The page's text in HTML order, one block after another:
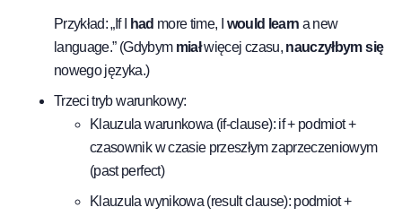
Przykład: „If I had more time, I would learn a new
language.” (Gdybym miałwięcej czasu, nauczyłbym się
nowego języka.)
Trzeci tryb warunkowy:
Klauzula warunkowa (if-clause): if + podmiot +
czasownik w czasie przeszłym zaprzeczeniowym
(past perfect)
Klauzula wynikowa (result clause): podmiot +